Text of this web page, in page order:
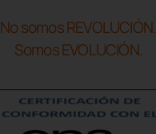
No somos REVOLUCIÓN.
Somos EVOLUCIÓN.